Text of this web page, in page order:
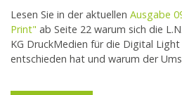
Lesen Sie in der aktuellen Ausgabe
Print" ab Seite 22 warum sich die
KG DruckMedien für die Digital
entschieden hat und warum der